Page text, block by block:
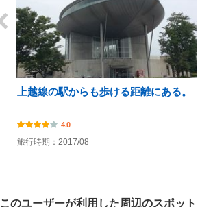
上越線の駅からも歩ける距離にある。
4.0
旅行時期：2017/08
このユーザーが利用した周辺のスポット